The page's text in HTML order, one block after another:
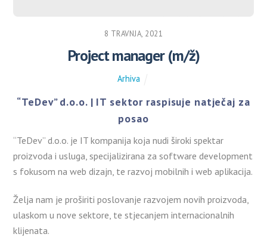
8 TRAVNJA, 2021
Project manager (m/ž)
Arhiva
“TeDev” d.o.o. | IT sektor raspisuje natječaj za
posao
“TeDev” d.o.o. je IT kompanija koja nudi široki spektar
proizvoda i usluga, specijalizirana za software development
s fokusom na web dizajn, te razvoj mobilnih i web aplikacija.
Želja nam je proširiti poslovanje razvojem novih proizvoda,
ulaskom u nove sektore, te stjecanjem internacionalnih
klijenata.